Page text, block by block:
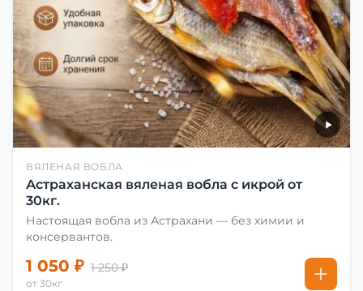
ВЯЛЕНАЯ ВОБЛА
Астраханская вяленая вобла с икрой от
30кг.
Настоящая вобла из Астрахани — без химии и
консервантов.
1 050 ₽ 1 250 ₽
от 30кг